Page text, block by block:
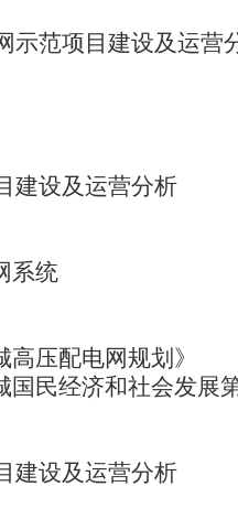
示范项目建设及运营
建设及运营分析
系统
高压配电网规划》
国民经济和社会发展
建设及运营分析